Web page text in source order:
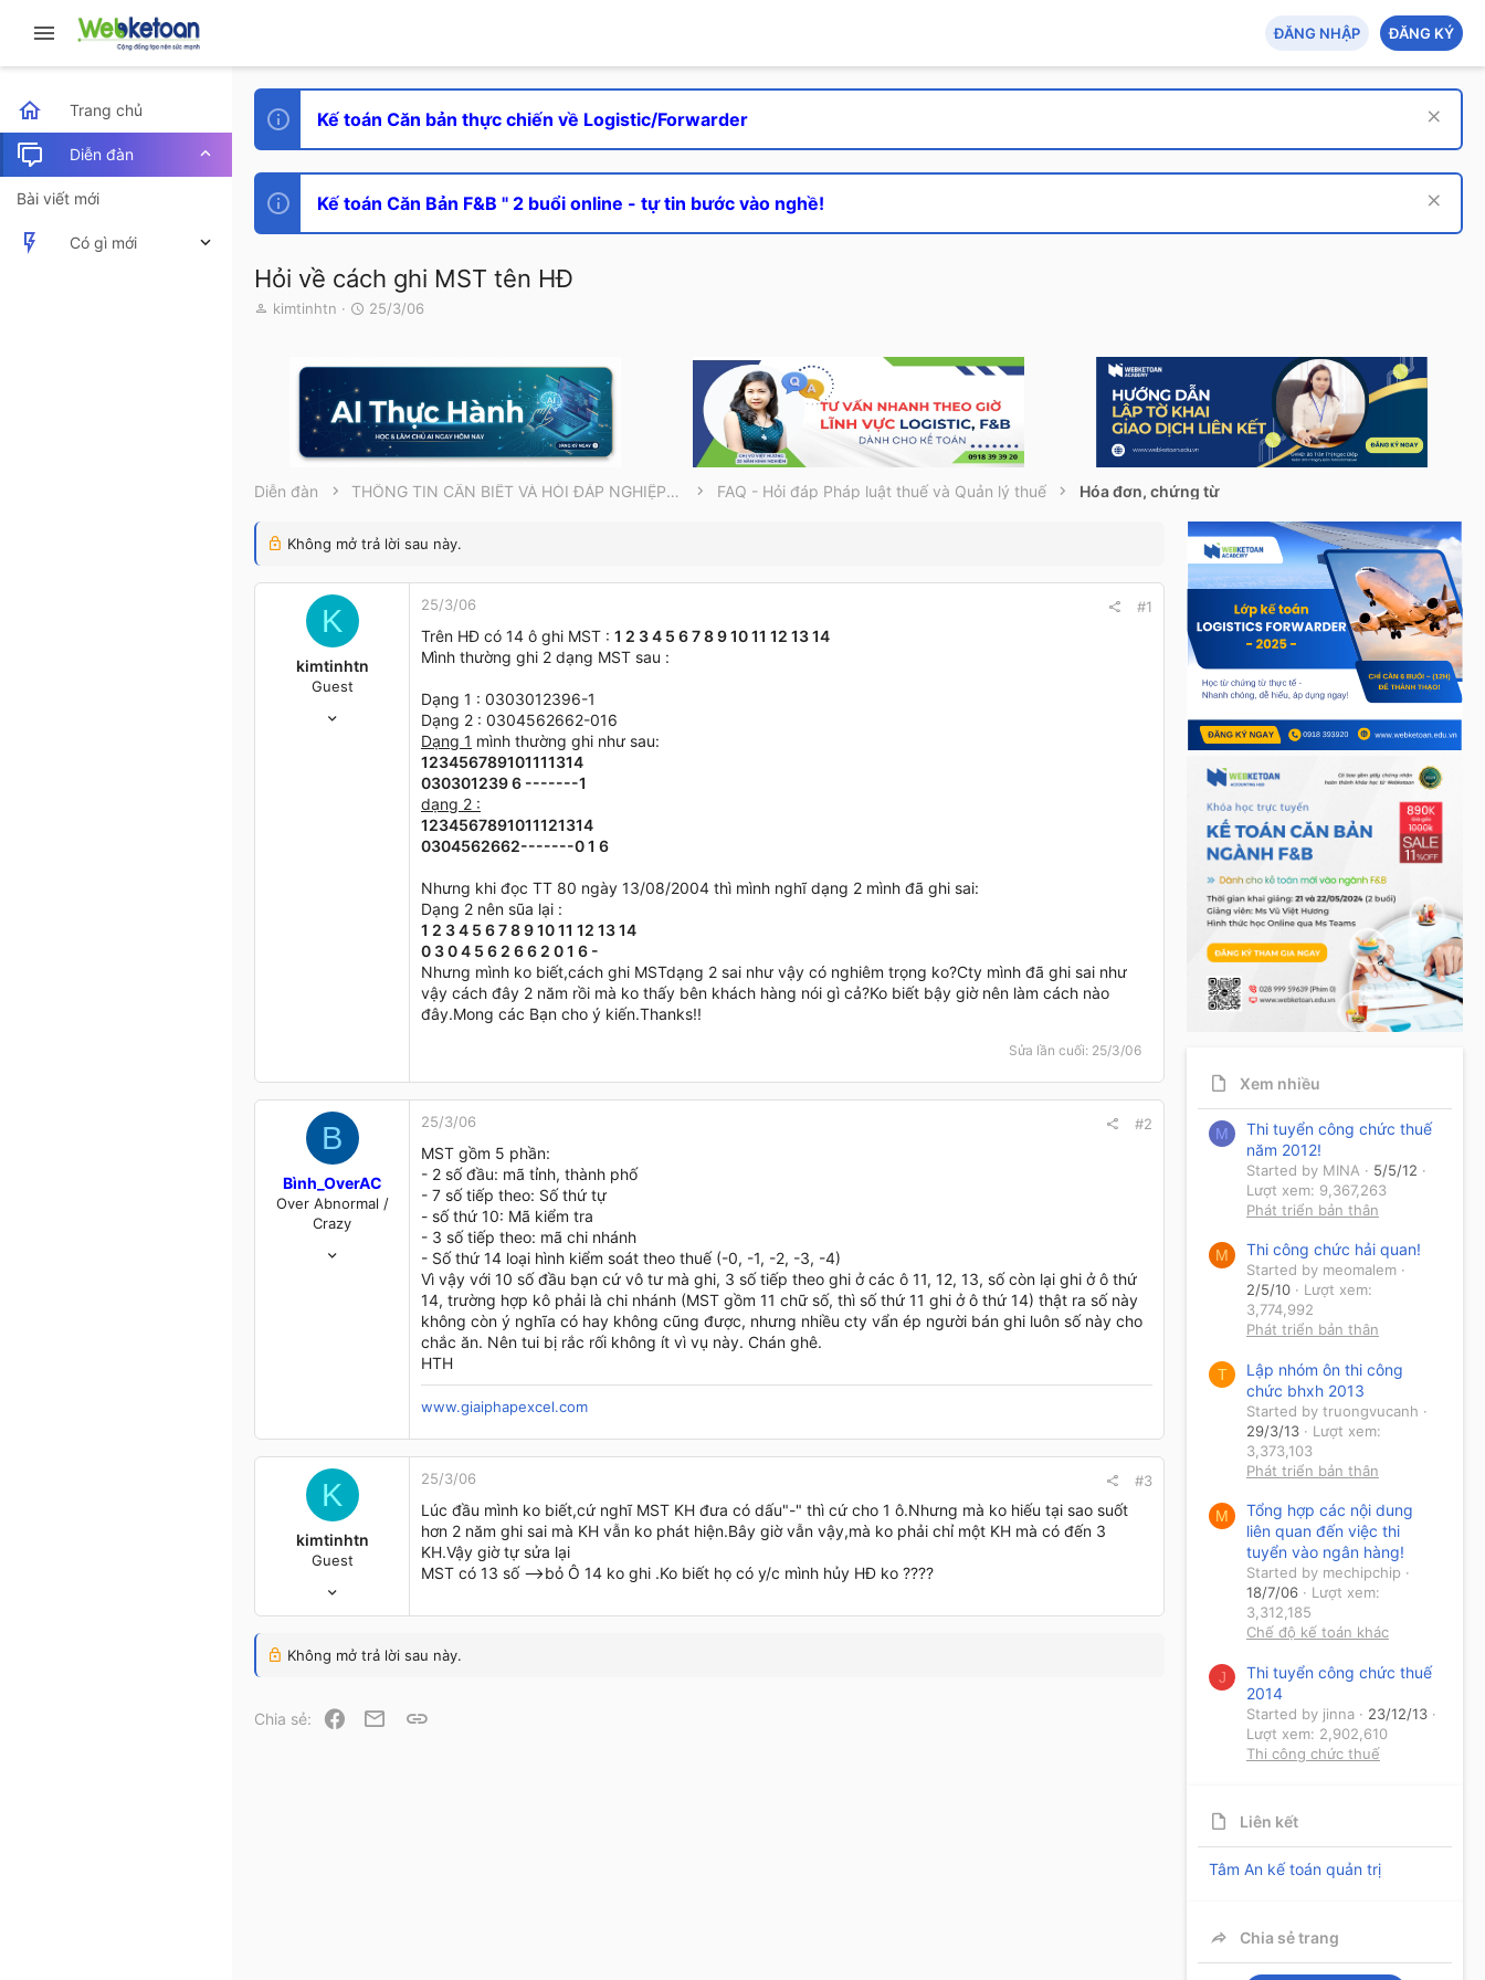
ĐĂNG NHẬP ĐĂNG KÝ
Trang chủ
Diễn đàn
Bài viết mới
Có gì mới
Kế toán Căn bản thực chiến về Logistic/Forwarder
Kế toán Căn Bản F&B " 2 buổi online - tự tin bước vào nghề!
Hỏi về cách ghi MST tên HĐ
T
r
r
kimtinhtn
N
y
ử
i
25/3/06
Diễn đàn THÔNG TIN CẦN BIẾT VÀ HỎI ĐÁP NGHIỆP VỤ FAQ - Hỏi đáp Pháp luật thuế và Quản lý thuế Hóa đơn, chứng từ
Không mở trả lời sau này.
K
kimtinhtn
Guest
25/3/06 #1
Trên HĐ có 14 ô ghi MST : 1 2 3 4 5 6 7 8 9 10 11 12 13 14
Mình thường ghi 2 dạng MST sau :
Dạng 1 : 0303012396-1
Dạng 2 : 0304562662-016
Dạng 1 mình thường ghi như sau:
123456789101111314
030301239 6 -------1
dạng 2 :
1234567891011121314
0304562662-------0 1 6
Nhưng khi đọc TT 80 ngày 13/08/2004 thì mình nghĩ dạng 2 mình đã ghi sai:
Dạng 2 nên sũa lại :
1 2 3 4 5 6 7 8 9 10 11 12 13 14
0 3 0 4 5 6 2 6 6 2 0 1 6 -
Nhưng mình ko biết,cách ghi MSTdạng 2 sai như vậy có nghiêm trọng ko?Cty mình đã ghi sai như
vậy cách đây 2 năm rồi mà ko thấy bên khách hàng nói gì cả?Ko biết bậy giờ nên làm cách nào
đây.Mong các Bạn cho ý kiến.Thanks!!
Sửa lần cuối: 25/3/06
B
Bình_OverAC
Over Abnormal /
Crazy
25/3/06 #2
MST gồm 5 phần:
- 2 số đầu: mã tỉnh, thành phố
- 7 số tiếp theo: Số thứ tự
- số thứ 10: Mã kiểm tra
- 3 số tiếp theo: mã chi nhánh
- Số thứ 14 loại hình kiểm soát theo thuế (-0, -1, -2, -3, -4)
Vì vậy với 10 số đầu bạn cứ vô tư mà ghi, 3 số tiếp theo ghi ở các ô 11, 12, 13, số còn lại ghi ở ô thứ
14, trường hợp kô phải là chi nhánh (MST gồm 11 chữ số, thì số thứ 11 ghi ở ô thứ 14) thật ra số này
không còn ý nghĩa có hay không cũng được, nhưng nhiều cty vẩn ép người bán ghi luôn số này cho
chắc ăn. Nên tui bị rắc rối không ít vì vụ này. Chán ghê.
HTH
www.giaiphapexcel.com
K
kimtinhtn
Guest
6
25/3/06 #3
Lúc đầu mình ko biết,cứ nghĩ MST KH đưa có dấu"-" thì cứ cho 1 ô.Nhưng mà ko hiếu tại sao suốt
hơn 2 năm ghi sai mà KH vẫn ko phát hiện.Bây giờ vẫn vậy,mà ko phải chỉ một KH mà có đến 3
KH.Vậy giờ tự sửa lại
MST có 13 số -->bỏ Ô 14 ko ghi .Ko biết họ có y/c mình hủy HĐ ko ????
Không mở trả lời sau này.
Chia sẻ: Facebook
Email Link
Xem nhiều
M
Thi tuyển công chức thuế
năm 2012!
Started by MINA
5/5/12
Lượt xem: 9,367,263
Phát triển bản thân
M Thi công chức hải quan!
Started by meomalem
2/5/10
Lượt xem:
3,774,992
Phát triển bản thân
T
Lập nhóm ôn thi công
chức bhxh 2013
Started by truongvucanh
29/3/13
Lượt xem:
3,373,103
Phát triển bản thân
M
Tổng hợp các nội dung
liên quan đến việc thi
tuyển vào ngân hàng!
Started by mechipchip
18/7/06
Lượt xem:
3,312,185
Chế độ kế toán khác
J
Thi tuyển công chức thuế
2014
Started by jinna
23/12/13
Lượt xem: 2,902,610
Thi công chức thuế
Liên kết
Tâm An kế toán quản trị
Chia sẻ trang